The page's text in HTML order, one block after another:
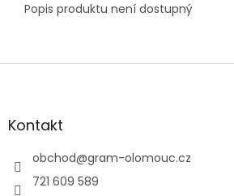
Popis produktu není dostupný
Z
aKontakt
obchod@gram-olomouc.cz
721 609 589